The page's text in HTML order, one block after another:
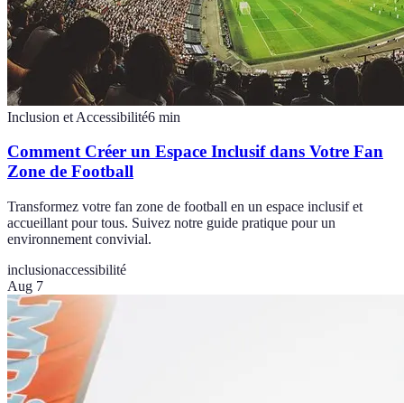
Inclusion et Accessibilité6 min
Comment Créer un Espace Inclusif dans Votre Fan
Zone de Football
Transformez votre fan zone de football en un espace inclusif et
accueillant pour tous. Suivez notre guide pratique pour un
environnement convivial.
inclusionaccessibilité
Aug 7